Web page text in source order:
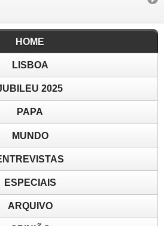
HOME
LISBOA
2025
PAPA
MUNDO
ESPECIAIS
ARQUIVO